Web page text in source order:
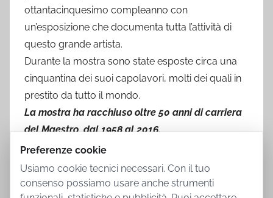
ottantacinquesimo compleanno con
un’esposizione che documenta tutta l’attività di
questo grande artista.
Durante la mostra sono state esposte circa una
cinquantina dei suoi capolavori, molti dei quali in
prestito da tutto il mondo.
La mostra ha racchiuso oltre 50 anni di carriera
del Maestro, dal 1958 al 2016.
Preferenze cookie
Usiamo cookie tecnici necessari. Con il tuo
consenso possiamo usare anche strumenti